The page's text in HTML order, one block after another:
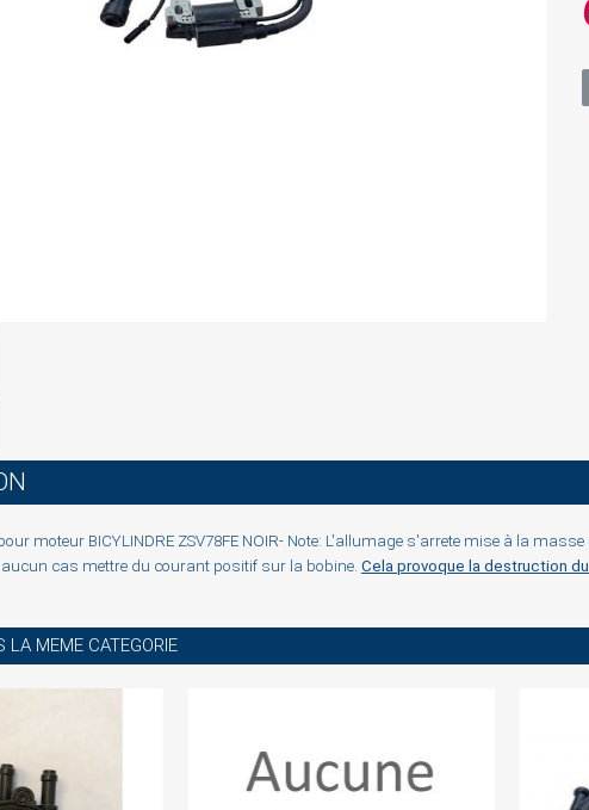
moteur BICYLINDRE ZSV78FE NOIR- Note: L'allumage s'arrete mise à la
cas mettre du courant positif sur la bobine. Cela provoque la destruction
LA MEME CATEGORIE
Sign in